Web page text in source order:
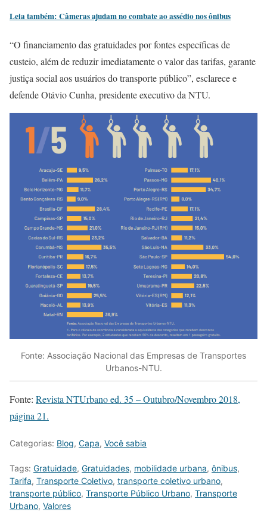
Leia também: Câmeras ajudam no combate ao assédio nos ônibus
“O financiamento das gratuidades por fontes específicas de
custeio, além de reduzir imediatamente o valor das tarifas, garante
justiça social aos usuários do transporte público”, esclarece e
defende Otávio Cunha, presidente executivo da NTU.
Fonte: Associação Nacional das Empresas de Transportes
Urbanos-NTU.
Fonte: Revista NTUrbano ed. 35 – Outubro/Novembro 2018,
página 21.
Categorias: Blog, Capa, Você sabia
Tags: Gratuidade, Gratuidades, mobilidade urbana, ônibus,
Tarifa, Transporte Coletivo, transporte coletivo urbano,
transporte público, Transporte Público Urbano, Transporte
Urbano, Valores